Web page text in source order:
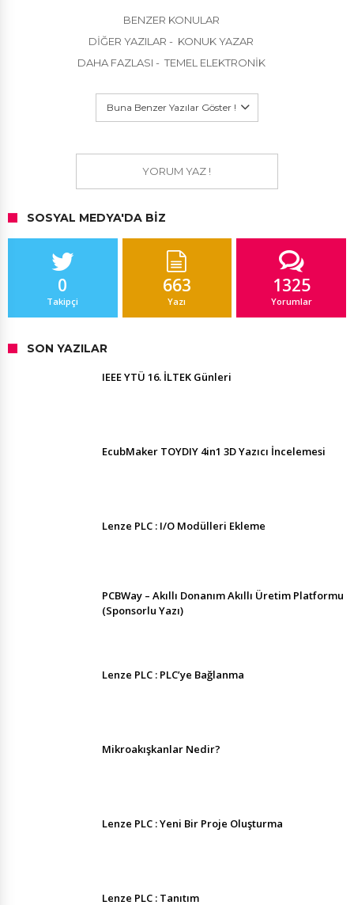
BENZER KONULAR
DIĞER YAZILAR - KONUK YAZAR
DAHA FAZLASI - TEMEL ELEKTRONIK
Buna Benzer Yazılar Göster !
YORUM YAZ !
SOSYAL MEDYA'DA BIZ
0
Takipçi
663
Yazı
1325
Yorumlar
SON YAZILAR
IEEE YTÜ 16. İLTEK Günleri
EcubMaker TOYDIY 4in1 3D Yazıcı İncelemesi
Lenze PLC : I/O Modülleri Ekleme
PCBWay – Akıllı Donanım Akıllı Üretim Platformu
(Sponsorlu Yazı)
Lenze PLC : PLC’ye Bağlanma
Mikroakışkanlar Nedir?
Lenze PLC : Yeni Bir Proje Oluşturma
Lenze PLC : Tanıtım